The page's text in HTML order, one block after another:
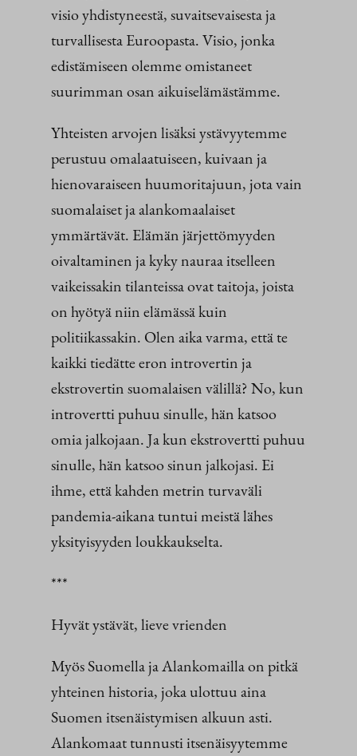
visio yhdistyneestä, suvaitsevaisesta ja
turvallisesta Euroopasta. Visio, jonka
edistämiseen olemme omistaneet
suurimman osan aikuiselämästämme.
Yhteisten arvojen lisäksi ystävyytemme
perustuu omalaatuiseen, kuivaan ja
hienovaraiseen huumoritajuun, jota vain
suomalaiset ja alankomaalaiset
ymmärtävät. Elämän järjettömyyden
oivaltaminen ja kyky nauraa itselleen
vaikeissakin tilanteissa ovat taitoja, joista
on hyötyä niin elämässä kuin
politiikassakin. Olen aika varma, että te
kaikki tiedätte eron introvertin ja
ekstrovertin suomalaisen välillä? No, kun
introvertti puhuu sinulle, hän katsoo
omia jalkojaan. Ja kun ekstrovertti puhuu
sinulle, hän katsoo sinun jalkojasi. Ei
ihme, että kahden metrin turvaväli
pandemia-aikana tuntui meistä lähes
yksityisyyden loukkaukselta.
***
Hyvät ystävät, lieve vrienden
Myös Suomella ja Alankomailla on pitkä
yhteinen historia, joka ulottuu aina
Suomen itsenäistymisen alkuun asti.
Alankomaat tunnusti itsenäisyytemme